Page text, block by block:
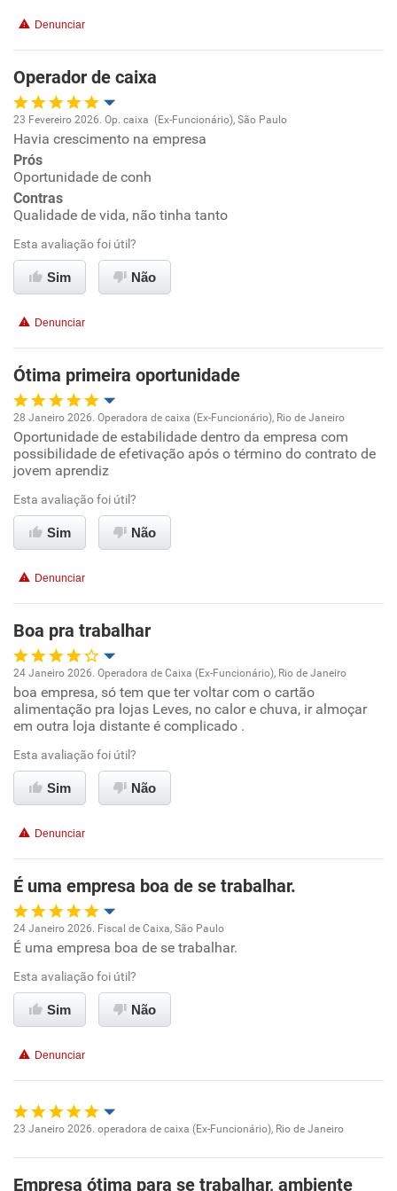
Denunciar
Operador de caixa
Oportunidade de promoção
Ambiente de trabalho
Benefícios
Recomenda esta empresa
Recomenda a diretoria
23 Fevereiro 2026. Op. caixa (Ex-Funcionário), São Paulo
Havia crescimento na empresa
Prós
Oportunidade de conh
Contras
Qualidade de vida, não tinha tanto
Esta avaliação foi útil?
Sim Não
Denunciar
Ótima primeira oportunidade
Oportunidade de promoção
Ambiente de trabalho
Conciliação com a vida familiar
28 Janeiro 2026. Operadora de caixa (Ex-Funcionário), Rio de Janeiro
Oportunidade de estabilidade dentro da empresa com
possibilidade de efetivação após o término do contrato de
jovem aprendiz
Esta avaliação foi útil?
Sim Não
Denunciar
Boa pra trabalhar
Oportunidade de promoção
Ambiente de trabalho
Conciliação com a vida familiar
Recomenda a diretoria
24 Janeiro 2026. Operadora de Caixa (Ex-Funcionário), Rio de Janeiro
boa empresa, só tem que ter voltar com o cartão
alimentação pra lojas Leves, no calor e chuva, ir almoçar
em outra loja distante é complicado .
Esta avaliação foi útil?
Sim Não
Denunciar
É uma empresa boa de se trabalhar.
Oportunidade de promoção
Ambiente de trabalho
Benefícios
Recomenda esta empresa
24 Janeiro 2026. Fiscal de Caixa, São Paulo
É uma empresa boa de se trabalhar.
Esta avaliação foi útil?
Sim Não
Denunciar
23 Janeiro 2026. operadora de caixa (Ex-Funcionário), Rio de Janeiro
Empresa ótima para se trabalhar, ambiente